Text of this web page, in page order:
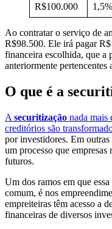
R$100.000 1,5%
Ao contratar o serviço de
R$98.500. Ele irá pagar
financeira escolhida, que a
anteriormente pertencentes
O que é a
A securitização nada mais
creditórios são
por investidores. Em
um processo que empresas
futuros.
Um dos ramos em que
comum, é nos
empreiteiras têm acesso a
financeiras de diversos